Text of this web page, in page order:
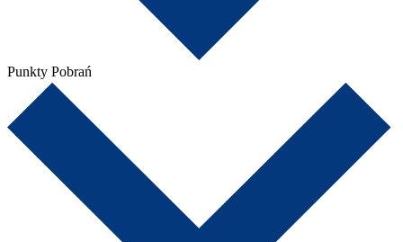
Punkty Pobrań